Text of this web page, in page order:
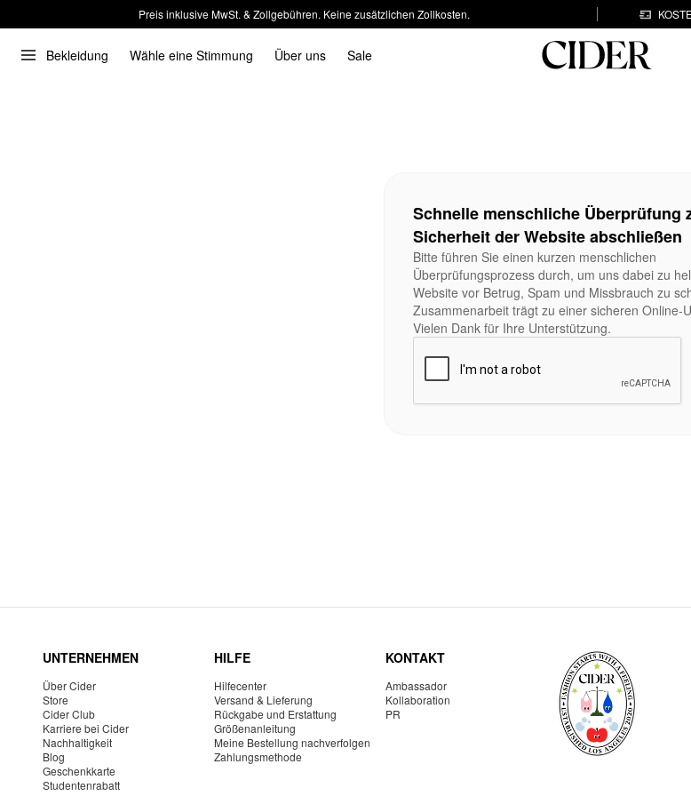
Preis inklusive MwSt. & Zollgebühren. Keine zusätzlichen Zollkosten.
Bekleidung Wähle eine Stimmung Über uns Sale
Schnelle menschliche Überprüfung
Sicherheit der Website abschließen
Bitte führen Sie einen kurzen menschlichen
Überprüfungsprozess durch, um uns dabei zu
Website vor Betrug, Spam und Missbrauch zu
Zusammenarbeit trägt zu einer sicheren Online-
Vielen Dank für Ihre Unterstützung.
UNTERNEHMEN
Über Cider
Store
Cider Club
Karriere bei Cider
Nachhaltigkeit
Blog
Geschenkkarte
Studentenrabatt
HILFE
Hilfecenter
Versand & Lieferung
Rückgabe und Erstattung
Größenanleitung
Meine Bestellung nachverfolgen
Zahlungsmethode
KONTAKT
Ambassador
Kollaboration
PR